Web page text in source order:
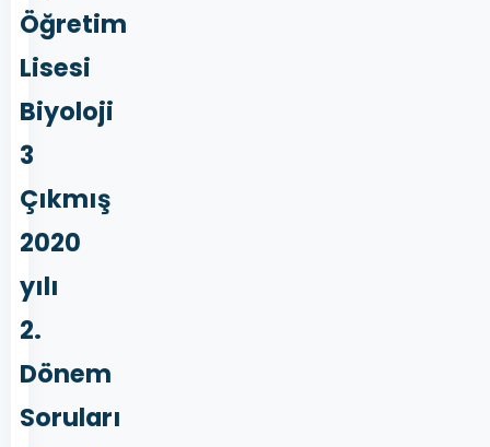
Öğretim
Lisesi
Biyoloji
3
Çıkmış
2020
yılı
2.
Dönem
Soruları